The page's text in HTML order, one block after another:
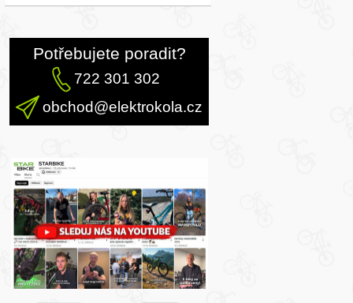
Potřebujete poradit?
722 301 302
obchod@elektrokola.cz